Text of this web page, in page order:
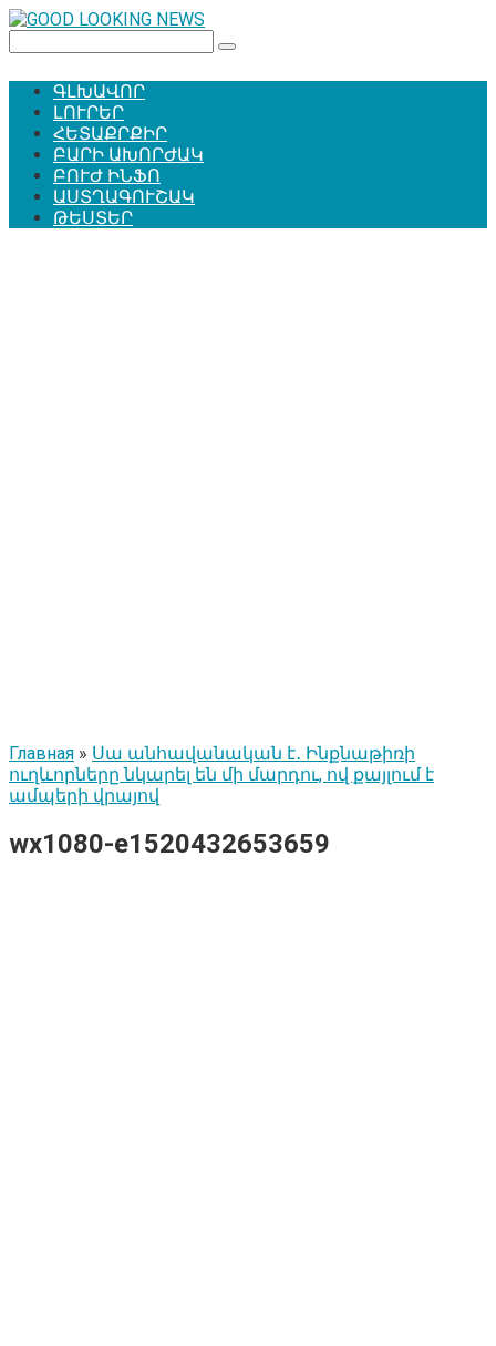
Перейти
контенту
ԳԼԽԱՎՈՐ
ԼՈՒՐԵՐ
ՀԵՏԱՔՐՔԻՐ
ԲԱՐԻ ԱԽՈՐԺԱԿ
ԲՈՒԺ ԻՆՖՈ
ԱՍՏՂԱԳՈՒՇԱԿ
ԹԵՍՏԵՐ
Главная » Սա անհավանական է․ Ինքնաթիռի
ուղևորները նկարել են մի մարդու, ով քայլում է
ամպերի վրայով
wx1080-e1520432653659